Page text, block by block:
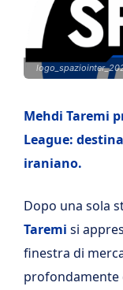
Mehdi Taremi
League:
iraniano.
Dopo una sola
Taremi si
finestra di
profondamente